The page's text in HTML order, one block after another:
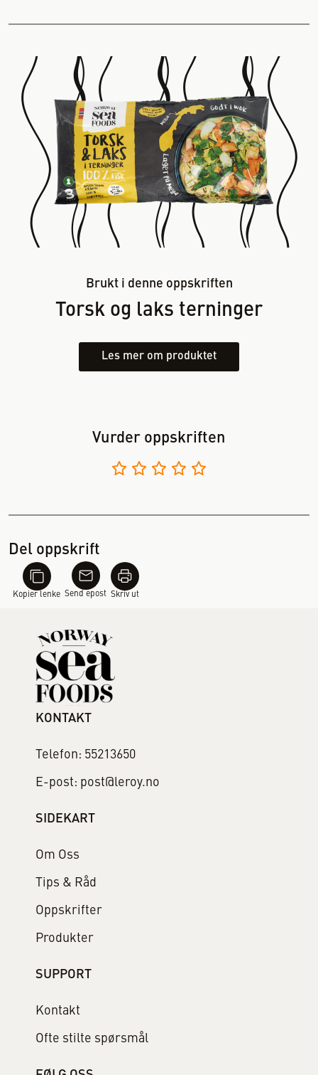
Brukt i denne oppskriften
Torsk og laks terninger
Les mer om produktet
Vurder oppskriften
Del oppskrift
Kopier lenke Send epost Skriv ut
KONTAKT
Telefon: 55213650
E-post: post@leroy.no
SIDEKART
Om Oss
Tips & Råd
Oppskrifter
Produkter
SUPPORT
Kontakt
Ofte stilte spørsmål